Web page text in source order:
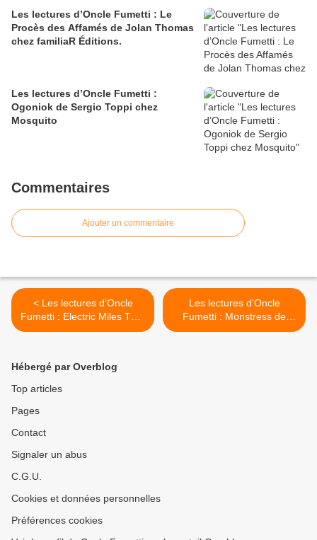
Les lectures d’Oncle Fumetti : Le
Procès des Affamés de Jolan Thomas
chez familiaR Éditions.
Les lectures d’Oncle Fumetti :
Ogoniok de Sergio Toppi chez
Mosquito
Commentaires
Ajouter un commentaire
< Les lectures d’Oncle
Fumetti : Electric Miles T1 –
Wilbur de Fabien Nury et
Les lectures d’Oncle
Fumetti : Monstress de
Marjorie Liu et Sana Takeda
Hébergé par Overblog
Top articles
Pages
Contact
Signaler un abus
C.G.U.
Cookies et données personnelles
Préférences cookies